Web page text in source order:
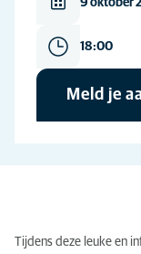
18:00
Meld je
Tijdens deze leuke en